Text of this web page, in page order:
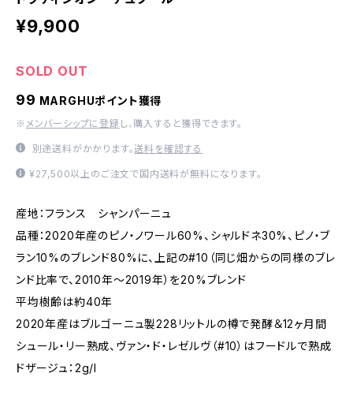
¥9,900
SOLD OUT
99 MARGHUポイント獲得
※ メンバーシップに登録 し、購入すると獲得できます。
別途送料がかかります。送料を確認する
¥27,500以上のご注文で国内送料が無料になります。
産地：フランス シャンパーニュ
品種：2020年産のピノ・ノワール60%、シャルドネ30%、ピノ・ブ
ラン10%のブレンド80%に、上記の#10（同じ畑からの同様のブレ
ンド比率で、2010年～2019年）を20%ブレンド
平均樹齢は約40年
2020年産はブルゴーニュ製228リットルの樽で発酵＆12ヶ月間
シュール・リー熟成、ヴァン・ド・レゼルヴ（#10）はフードルで熟成
ドザージュ：2g/l